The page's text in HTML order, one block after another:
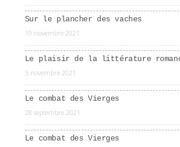
Sur le plancher des vaches
19 novembre 2021
Le plaisir de la littérature
5 novembre 2021
Le combat des Vierges
28 septembre 2021
Le combat des Vierges